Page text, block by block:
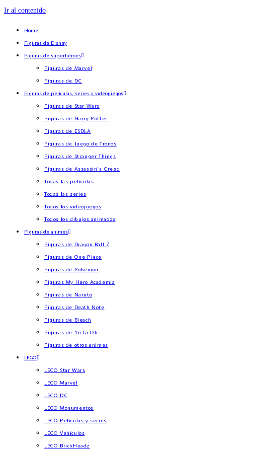
Ir al contenido
Home
Figuras de Disney
Figuras de superhéroes
Figuras de Marvel
Figuras de DC
Figuras de películas, series y videojuegos
Figuras de Star Wars
Figuras de Harry Potter
Figuras de ESDLA
Figuras de Juego de Tronos
Figuras de Stranger Things
Figuras de Assassin’s Creed
Todas las películas
Todas las series
Todos los videojuegos
Todos los dibujos animados
Figuras de animes
Figuras de Dragon Ball Z
Figuras de One Piece
Figuras de Pokemon
Figuras My Hero Academia
Figuras de Naruto
Figuras de Death Note
Figuras de Bleach
Figuras de Yu Gi Oh
Figuras de otros animes
LEGO
LEGO Star Wars
LEGO Marvel
LEGO DC
LEGO Monumentos
LEGO Películas y series
LEGO Vehículos
LEGO BrickHeadz